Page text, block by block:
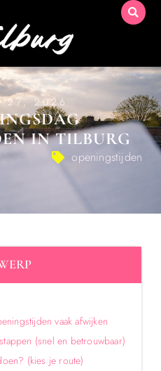
27, 2026
IN TILBURG
openingstijden
vaak afwijken
(snel en betrouwbaar)
(kies je route)